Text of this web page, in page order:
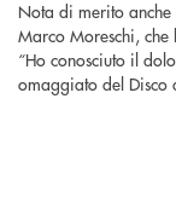
Nota di merito
Marco Moreschi, che
“Ho conosciuto il
omaggiato del Disco